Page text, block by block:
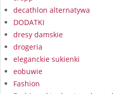
decathlon alternatywa
DODATKI
dresy damskie
drogeria
eleganckie sukienki
eobuwie
Fashion